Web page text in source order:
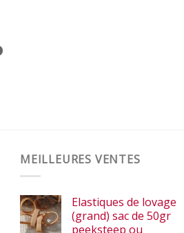
MEILLEURES VENTES
Elastiques de lovage
(grand) sac de 50gr
peeksteep ou